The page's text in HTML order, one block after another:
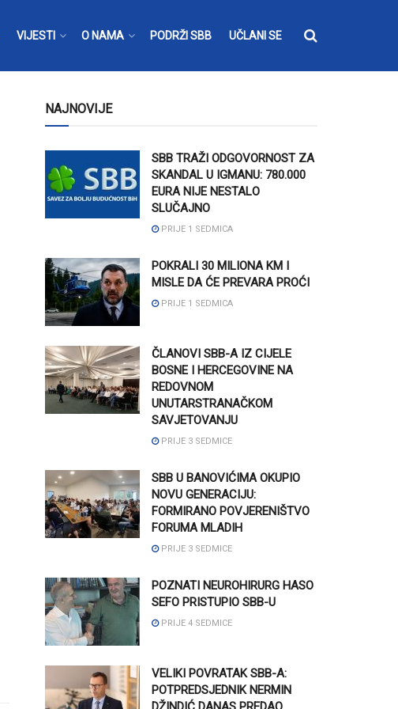
VIJESTI O NAMA PODRŽI SBB UČLANI SE
NAJNOVIJE
SBB TRAŽI ODGOVORNOST ZA
SKANDAL U IGMANU: 780.000
EURA NIJE NESTALO
SLUČAJNO
PRIJE 1 SEDMICA
POKRALI 30 MILIONA KM I
MISLE DA ĆE PREVARA PROĆI
PRIJE 1 SEDMICA
ČLANOVI SBB-A IZ CIJELE
BOSNE I HERCEGOVINE NA
REDOVNOM
UNUTARSTRANAČKOM
SAVJETOVANJU
PRIJE 3 SEDMICE
SBB U BANOVIĆIMA OKUPIO
NOVU GENERACIJU:
FORMIRANO POVJERENIŠTVO
FORUMA MLADIH
PRIJE 3 SEDMICE
POZNATI NEUROHIRURG HASO
SEFO PRISTUPIO SBB-U
PRIJE 4 SEDMICE
VELIKI POVRATAK SBB-A:
POTPREDSJEDNIK NERMIN